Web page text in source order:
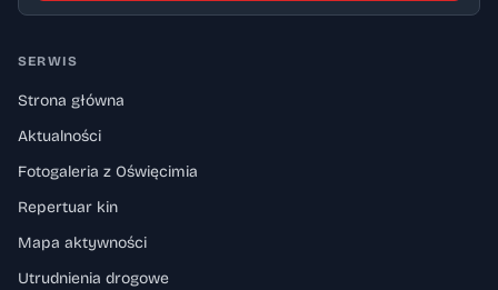
SERWIS
Strona główna
Aktualności
Fotogaleria z Oświęcimia
Repertuar kin
Mapa aktywności
Utrudnienia drogowe